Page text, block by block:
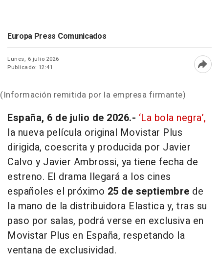
Europa Press Comunicados
Lunes, 6 julio 2026
Publicado: 12:41
(Información remitida por la empresa firmante)
España, 6 de julio de 2026.- ‘La bola negra’,
la nueva película original Movistar Plus
dirigida, coescrita y producida por Javier
Calvo y Javier Ambrossi, ya tiene fecha de
estreno. El drama llegará a los cines
españoles el próximo 25 de septiembre de
la mano de la distribuidora Elastica y, tras su
paso por salas, podrá verse en exclusiva en
Movistar Plus en España, respetando la
ventana de exclusividad.